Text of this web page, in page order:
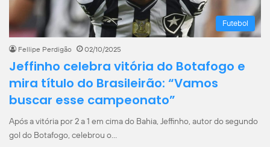
Futebol
Fellipe Perdigão 02/10/2025
Jeffinho celebra vitória do Botafogo e
mira título do Brasileirão: “Vamos
buscar esse campeonato”
Após a vitória por 2 a 1 em cima do Bahia, Jeffinho, autor do segundo
gol do Botafogo, celebrou o…